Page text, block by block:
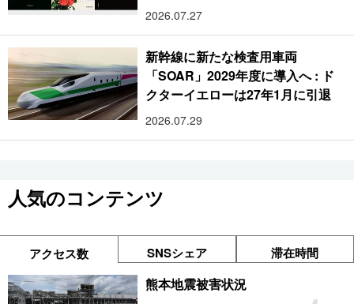
2026.07.27
新幹線に新たな検査用車両
「SOAR」2029年度に導入へ : ド
クターイエローは27年1月に引退
2026.07.29
人気のコンテンツ
アクセス数 SNSシェア 滞在時間
熊本地震被害状況